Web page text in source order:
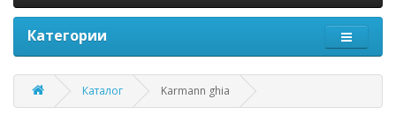
Категории
Каталог Karmann ghia